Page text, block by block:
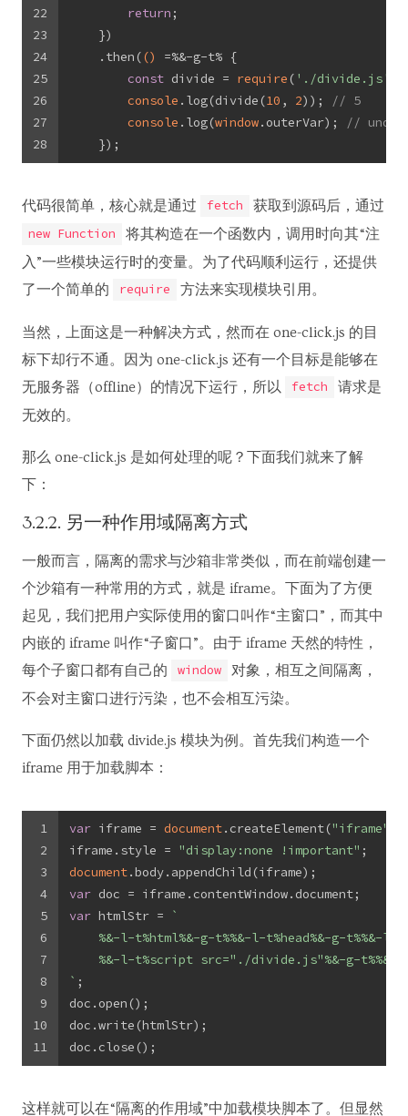
22
23
24
25
26
27
28
return ;
    })
    .then(
() =%&-g-t% {
const divide = require ( './divide.js'
console .log(divide(10 , 2));
// 5
console .log(window.outerVar);
//
    });
代码很简单，核心就是通过 fetch 获取到源码后，通过
new Function
将其构造在一个函数内，调用时向其“注
入”一些模块运行时的变量。为了代码顺利运行，还提供
了一个简单的
require 方法来实现模块引用。
当然，上面这是一种解决方式，然而在 one-click.js 的目
标下却行不通。因为 one-click.js 还有一个目标是能够在
无服务器（offline）的情况下运行，所以
fetch
请求是
无效的。
那么 one-click.js 是如何处理的呢？下面我们就来了解
下：
3.2.2. 另一种作用域隔离方式
一般而言，隔离的需求与沙箱非常类似，而在前端创建一
个沙箱有一种常用的方式，就是 iframe。下面为了方便
起见，我们把用户实际使用的窗口叫作“主窗口”，而其中
内嵌的 iframe 叫作“子窗口”。由于 iframe 天然的特性，
每个子窗口都有自己的
window
对象，相互之间隔离，
不会对主窗口进行污染，也不会相互污染。
下面仍然以加载 divide.js 模块为例。首先我们构造一个
iframe 用于加载脚本：
1
2
3
4
5
6
7
8
9
10
11
var iframe = document.createElement("iframe"
iframe.style = "display:none !important" ;
document.body.appendChild(iframe);
var doc = iframe.contentWindow.document;
var htmlStr =
`
%&-l-t%html%&-g-t%%&-l-t%head%&-g-t%%&-l-
%&-l-t%script src="./divide.js"%&-g-t%%&-
` ;
doc.open();
doc.write(htmlStr);
doc.close();
这样就可以在“隔离的作用域”中加载模块脚本了。但显然